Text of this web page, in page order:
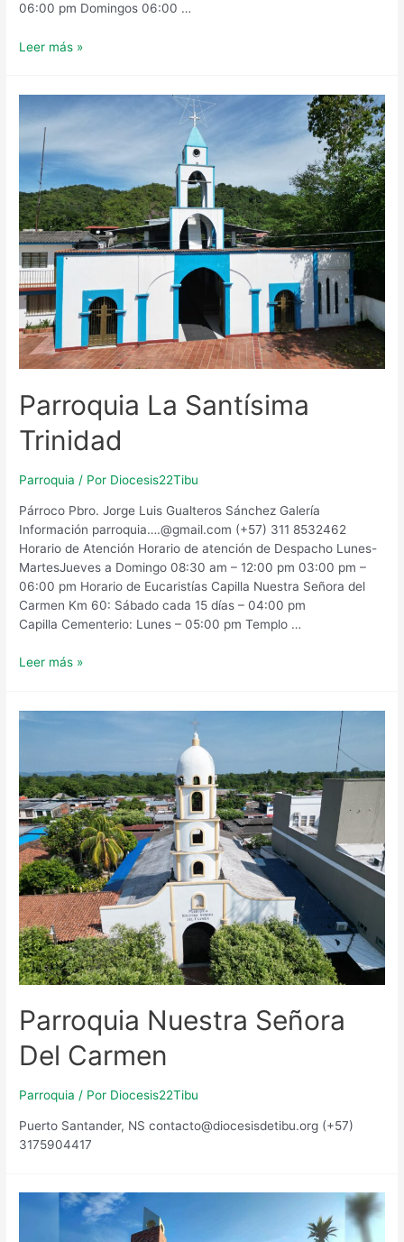
06:00 pm Domingos 06:00 …
Parroquia
las
Gracias
de
Torcoroma
Leer más »
Parroquia La Santísima
Trinidad
Parroquia / Por Diocesis22Tibu
Párroco Pbro. Jorge Luis Gualteros Sánchez Galería
Información parroquia….@gmail.com (+57) 311 8532462
Horario de Atención​ Horario de atención de Despacho Lunes-
MartesJueves a Domingo 08:30 am – 12:00 pm 03:00 pm –
06:00 pm Horario de Eucaristías Capilla Nuestra Señora del
Carmen Km 60: Sábado cada 15 días – 04:00 pm
Capilla Cementerio: Lunes – 05:00 pm Templo …
Parroquia
Trinidad
Leer más »
Parroquia Nuestra Señora
Del Carmen
Parroquia / Por Diocesis22Tibu
Puerto Santander, NS contacto@diocesisdetibu.org (+57)
3175904417